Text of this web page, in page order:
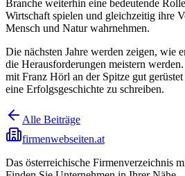
Branche weiterhin eine bedeutende
Wirtschaft spielen und gleichzeitig ihre
Mensch und Natur wahrnehmen.
Die nächsten Jahre werden zeigen, wie
die Herausforderungen meistern
mit Franz Hörl an der Spitze gut
eine Erfolgsgeschichte zu schreiben.
Alle Beiträge
firmenwebseiten.at
Das österreichische Firmenverzeichnis